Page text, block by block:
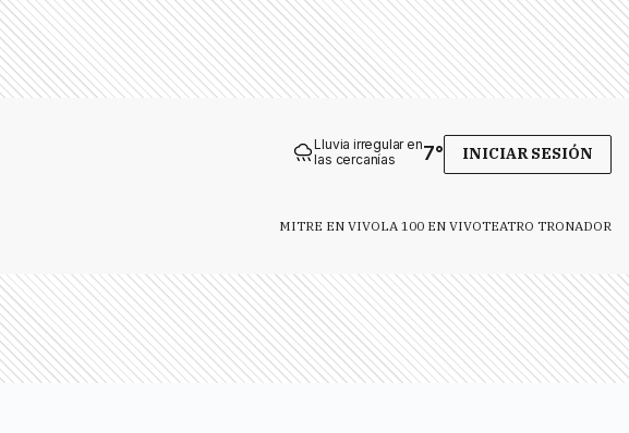
Lluvia irregular en
las cercanías
7° INICIAR SESIÓN
MITRE EN VIVOLA 100 EN VIVOTEATRO TRONADOR